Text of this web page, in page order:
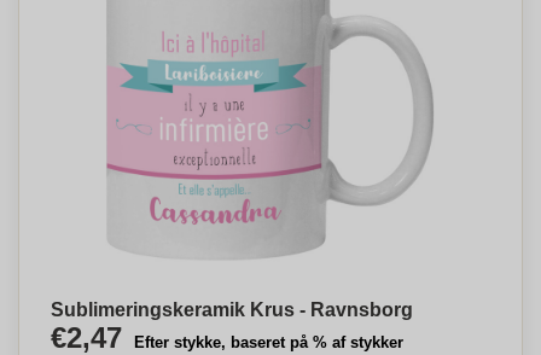
Sublimeringskeramik Krus - Ravnsborg
€2,47 Efter stykke, baseret på % af stykker